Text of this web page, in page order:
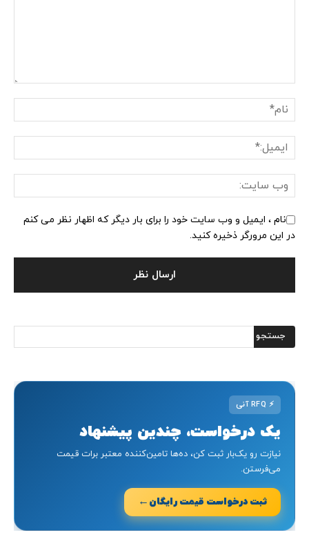
نام ، ایمیل و وب سایت خود را برای بار دیگر که اظهار نظر می کنم
در این مرورگر ذخیره کنید.
⚡
یک درخواست، چندین پیشنهاد
نیازت رو یک‌بار ثبت کن، ده‌ها تامین‌کننده معتبر برات قیمت
می‌فرستن.
ثبت درخواست قیمت رایگان ←